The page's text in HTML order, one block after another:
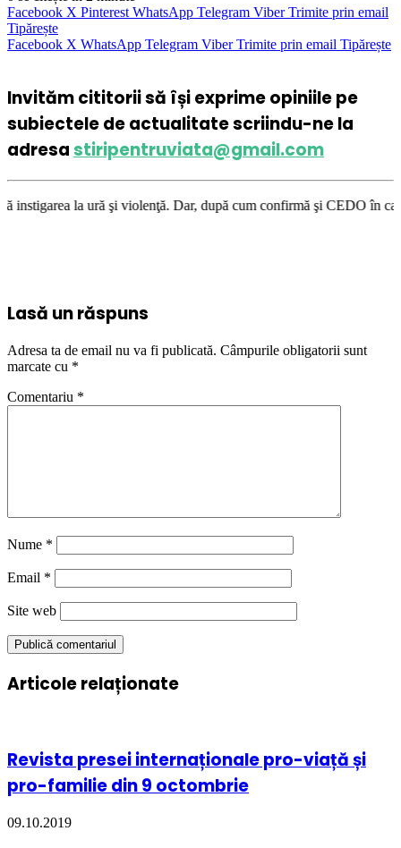
Facebook X Pinterest WhatsApp Telegram Viber Trimite prin email
Tipărește
Facebook X WhatsApp Telegram Viber Trimite prin email Tipărește
Invităm cititorii să își exprime opiniile pe
subiectele de actualitate scriindu-ne la
adresastiripentruviata@gmail.com
şi violenţă. Dar, după cum confirmă şi CEDO în cazul Handyside
Lasă un răspuns
Adresa ta de email nu va fi publicată. Câmpurile obligatorii sunt
marcate cu *
Comentariu *
Nume *
Email *
Site web
Articole relaționate
Revista presei internaționale pro-viață și
pro-familie din 9 octombrie
09.10.2019